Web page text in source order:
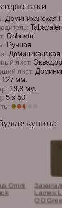
Доминиканская
Robusto
Ручная
лист: Эквадор
лист:
127 мм.
19,8 мм.
5 х 50
купить:
Les Fines
LE FEU RS -
Green, LF4003008